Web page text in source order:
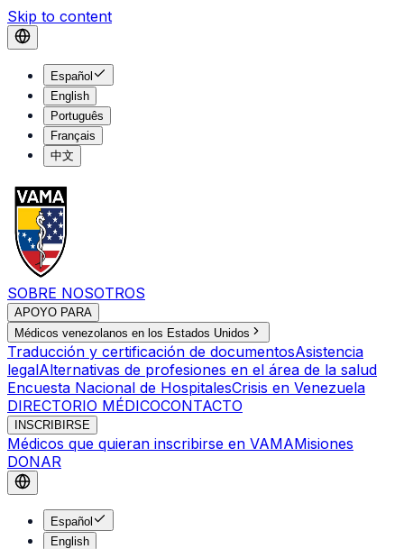
Skip to content
Español
English
Português
Français
中文
SOBRE NOSOTROS
APOYO PARA
Médicos venezolanos en los Estados Unidos
Traducción y certificación de documentosAsistencia
legalAlternativas de profesiones en el área de la salud
Encuesta Nacional de HospitalesCrisis en Venezuela
DIRECTORIO MÉDICOCONTACTO
INSCRIBIRSE
Médicos que quieran inscribirse en VAMAMisiones
DONAR
Español
English